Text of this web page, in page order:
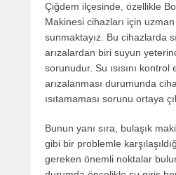
Çiğdem ilçesinde, özellikle
Makinesi cihazları için
sunmaktayız. Bu cihazlarda
arızalardan biri suyun
sorunudur. Su ısısını kontrol
arızalanması durumunda
ısıtamaması sorunu ortaya
Bunun yanı sıra, bulaşık
gibi bir problemle
gereken önemli noktalar